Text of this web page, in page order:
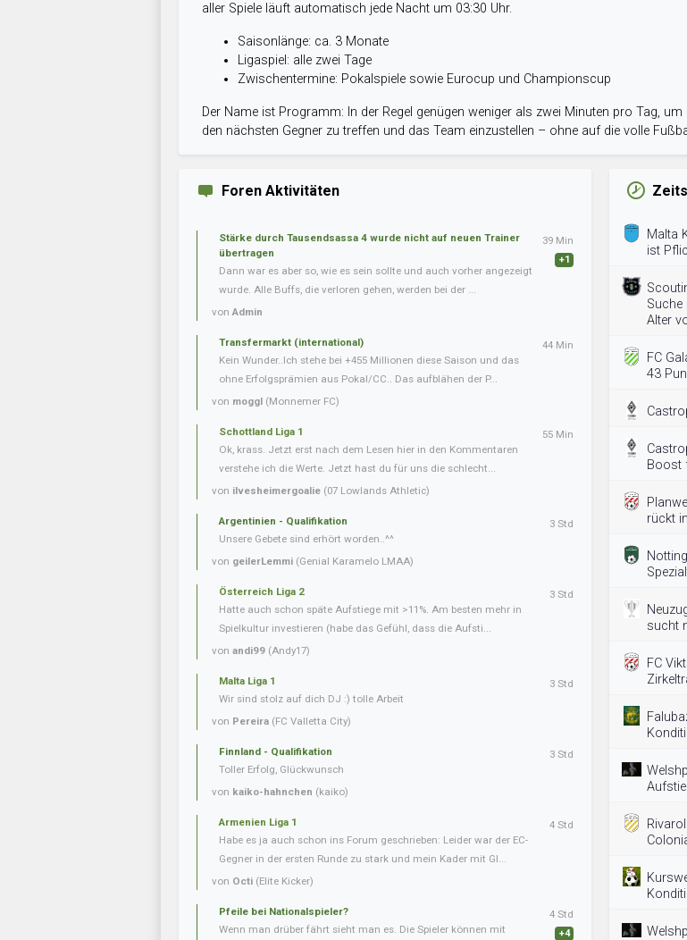
aller Spiele läuft automatisch jede Nacht um 03:30 Uhr.
Saisonlänge: ca. 3 Monate
Ligaspiel: alle zwei Tage
Zwischentermine: Pokalspiele sowie Eurocup und Championscup
Der Name ist Programm: In der Regel genügen weniger als zwei Minuten pro Tag,
den nächsten Gegner zu treffen und das Team einzustellen – ohne auf die volle
Foren Aktivitäten
Stärke durch Tausendsassa 4 wurde nicht auf neuen Trainer
übertragen
Dann war es aber so, wie es sein sollte und auch vorher angezeigt
wurde. Alle Buffs, die verloren gehen, werden bei der ...
vonAdmin
39 Min
+1
Transfermarkt (international)
Kein Wunder..Ich stehe bei +455 Millionen diese Saison und das
ohne Erfolgsprämien aus Pokal/CC.. Das aufblähen der P...
von moggl (Monnemer FC)
44 Min
Schottland Liga 1
Ok, krass. Jetzt erst nach dem Lesen hier in den Kommentaren
verstehe ich die Werte. Jetzt hast du für uns die schlecht...
von ilvesheimergoalie (07 Lowlands Athletic)
55 Min
Argentinien - Qualifikation
Unsere Gebete sind erhört worden..^^
von geilerLemmi (Genial Karamelo LMAA)
3 Std
Österreich Liga 2
Hatte auch schon späte Aufstiege mit >11%. Am besten mehr in
Spielkultur investieren (habe das Gefühl, dass die Aufsti...
von andi99 (Andy17)
3 Std
Malta Liga 1
Wir sind stolz auf dich DJ :) tolle Arbeit
von Pereira (FC Valletta City)
3 Std
Finnland - Qualifikation
Toller Erfolg, Glückwunsch
von kaiko-hahnchen (kaiko)
3 Std
Armenien Liga 1
Habe es ja auch schon ins Forum geschrieben: Leider war der EC-
Gegner in der ersten Runde zu stark und mein Kader mit Gl...
von Octi (Elite Kicker)
4 Std
Pfeile bei Nationalspieler?
Wenn man drüber fährt sieht man es. Die Spieler können mit
4 Std
+4
Malta
ist
Suche
Alter
FC
43
Boost
rückt
sucht
FC